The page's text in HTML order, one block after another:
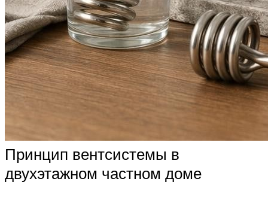
Принцип вентсистемы в
двухэтажном частном доме